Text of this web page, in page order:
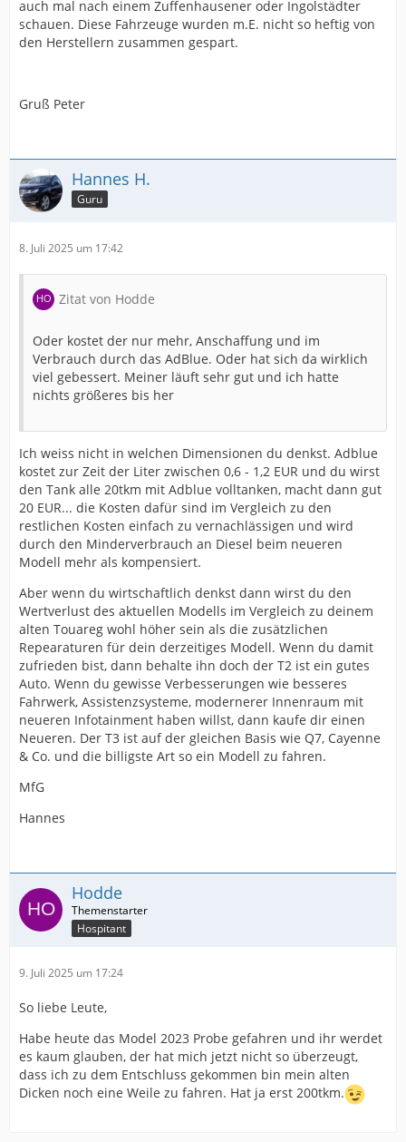
auch mal nach einem Zuffenhausener oder Ingolstädter
schauen. Diese Fahrzeuge wurden m.E. nicht so heftig von
den Herstellern zusammen gespart.
Gruß Peter
Hannes H.
Guru
8. Juli 2025 um 17:42
Zitat von Hodde
Oder kostet der nur mehr, Anschaffung und im
Verbrauch durch das AdBlue. Oder hat sich da wirklich
viel gebessert. Meiner läuft sehr gut und ich hatte
nichts größeres bis her
Ich weiss nicht in welchen Dimensionen du denkst. Adblue
kostet zur Zeit der Liter zwischen 0,6 - 1,2 EUR und du wirst
den Tank alle 20tkm mit Adblue volltanken, macht dann gut
20 EUR... die Kosten dafür sind im Vergleich zu den
restlichen Kosten einfach zu vernachlässigen und wird
durch den Minderverbrauch an Diesel beim neueren
Modell mehr als kompensiert.
Aber wenn du wirtschaftlich denkst dann wirst du den
Wertverlust des aktuellen Modells im Vergleich zu deinem
alten Touareg wohl höher sein als die zusätzlichen
Repearaturen für dein derzeitiges Modell. Wenn du damit
zufrieden bist, dann behalte ihn doch der T2 ist ein gutes
Auto. Wenn du gewisse Verbesserungen wie besseres
Fahrwerk, Assistenzsysteme, modernerer Innenraum mit
neueren Infotainment haben willst, dann kaufe dir einen
Neueren. Der T3 ist auf der gleichen Basis wie Q7, Cayenne
& Co. und die billigste Art so ein Modell zu fahren.
MfG
Hannes
Hodde
Hospitant
9. Juli 2025 um 17:24
So liebe Leute,
Habe heute das Model 2023 Probe gefahren und ihr werdet
es kaum glauben, der hat mich jetzt nicht so überzeugt,
dass ich zu dem Entschluss gekommen bin mein alten
Dicken noch eine Weile zu fahren. Hat ja erst 200tkm.